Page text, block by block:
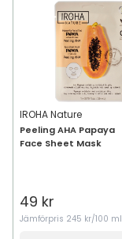
IROHA Nature
Peeling AHA Papaya
Face Sheet Mask
49 kr
Jämförpris 245 kr/100 ml